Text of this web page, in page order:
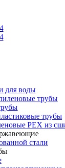
для воды
трубы
трубы
PEX из
стали